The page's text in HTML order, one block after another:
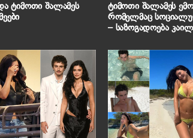
ტიმოთი შალამეს
ტიმოთი შალამეს
რომელმაც
– საზოგადოება კაილი ჯენერის რეაქციას